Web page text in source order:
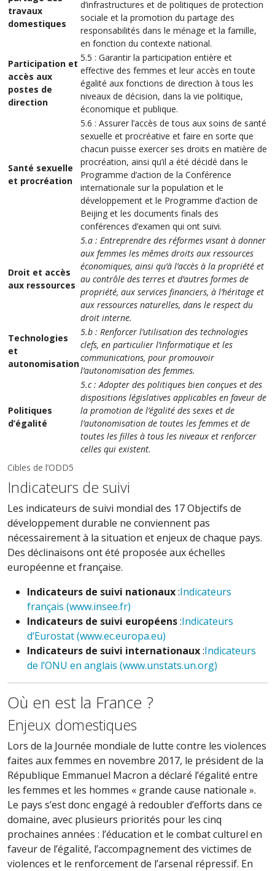
Cibles de l’ODD5
travaux
domestiques
d’infrastructures et de politiques de protection
sociale et la promotion du partage des
responsabilités dans le ménage et la famille,
en fonction du contexte national.
Participation et
accès aux
postes de
direction
5.5 : Garantir la participation entière et
effective des femmes et leur accès en toute
égalité aux fonctions de direction à tous les
niveaux de décision, dans la vie politique,
économique et publique.
Santé sexuelle
et procréation
5.6 : Assurer l’accès de tous aux soins de santé
sexuelle et procréative et faire en sorte que
chacun puisse exercer ses droits en matière de
procréation, ainsi qu’il a été décidé dans le
Programme d’action de la Conférence
internationale sur la population et le
développement et le Programme d’action de
Beijing et les documents finals des
conférences d’examen qui ont suivi.
Droit et accès
aux ressources
5.a : Entreprendre des réformes visant à donner
aux femmes les mêmes droits aux ressources
économiques, ainsi qu’à l’accès à la propriété et
au contrôle des terres et d’autres formes de
propriété, aux services financiers, à l’héritage et
aux ressources naturelles, dans le respect du
droit interne.
Technologies
et
autonomisation
5.b : Renforcer l’utilisation des technologies
clefs, en particulier l’informatique et les
communications, pour promouvoir
l’autonomisation des femmes.
Politiques
d’égalité
5.c : Adopter des politiques bien conçues et des
dispositions législatives applicables en faveur de
la promotion de l’égalité des sexes et de
l’autonomisation de toutes les femmes et de
toutes les filles à tous les niveaux et renforcer
celles qui existent.
Indicateurs de suivi
Les indicateurs de suivi mondial des 17 Objectifs de
développement durable ne conviennent pas
nécessairement à la situation et enjeux de chaque pays.
Des déclinaisons ont été proposée aux échelles
européenne et française.
Indicateurs de suivi nationaux:Indicateurs
français (www.insee.fr)
Indicateurs de suivi européens:Indicateurs
d’Eurostat (www.ec.europa.eu)
Indicateurs de suivi internationaux:Indicateurs
de l’ONU en anglais (www.unstats.un.org)
Où en est la France ?
Enjeux domestiques
Lors de la Journée mondiale de lutte contre les violences
faites aux femmes en novembre 2017, le président de la
République Emmanuel Macron a déclaré l’égalité entre
les femmes et les hommes « grande cause nationale ».
Le pays s’est donc engagé à redoubler d’efforts dans ce
domaine, avec plusieurs priorités pour les cinq
prochaines années : l’éducation et le combat culturel en
faveur de l’égalité, l’accompagnement des victimes de
violences et le renforcement de l’arsenal répressif. En